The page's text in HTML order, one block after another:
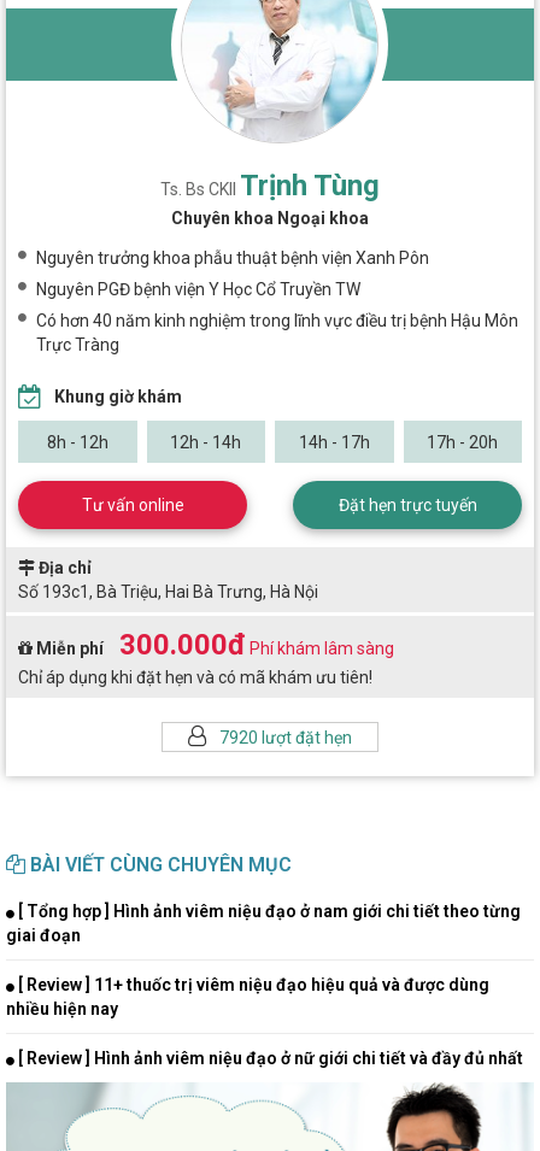
Ts. Bs CKII Trịnh Tùng
Chuyên khoa Ngoại khoa
Nguyên trưởng khoa phẫu thuật bệnh viện Xanh Pôn
Nguyên PGĐ bệnh viện Y Học Cổ Truyền TW
Có hơn 40 năm kinh nghiệm trong lĩnh vực điều trị bệnh Hậu Môn
Trực Tràng
7920 lượt đặt hẹn
Khung giờ khám
8h - 12h 12h - 14h 14h - 17h 17h - 20h
Tư vấn online Đặt hẹn trực tuyến
Địa chỉ
Số 193c1, Bà Triệu, Hai Bà Trưng, Hà Nội
Miễn phí 300.000đ Phí khám lâm sàng
Chỉ áp dụng khi đặt hẹn và có mã khám ưu tiên!
BÀI VIẾT CÙNG CHUYÊN MỤC
[ Tổng hợp ] Hình ảnh viêm niệu đạo ở nam giới chi tiết theo từng
giai đoạn
[ Review ] 11+ thuốc trị viêm niệu đạo hiệu quả và được dùng
nhiều hiện nay
[ Review ] Hình ảnh viêm niệu đạo ở nữ giới chi tiết và đầy đủ nhất